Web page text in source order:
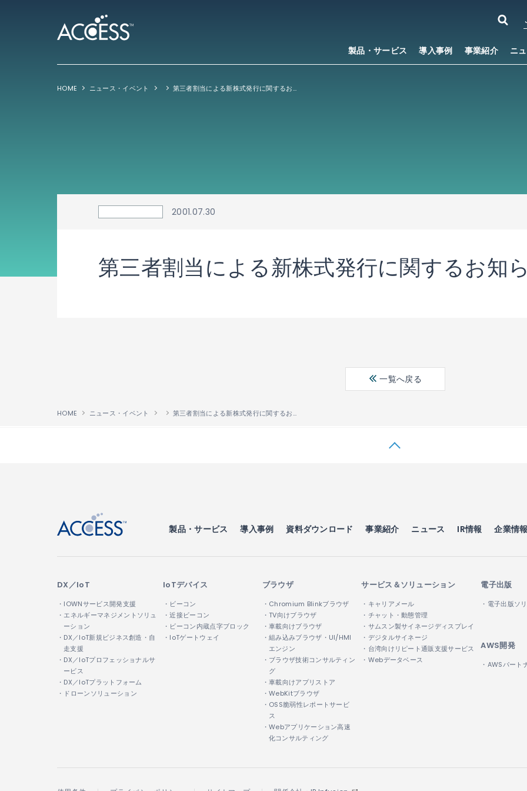
製品・サービス 導入事例 事業紹介 ニ
HOME ニュース・イベント 第三者割当による新株式発行に関するお知らせ
2001.07.30
第三者割当による新株式発行に関するお知
一覧へ戻る
HOME ニュース・イベント 第三者割当による新株式発行に関するお知らせ
製品・サービス 導入事例 資料ダウンロード 事業紹介 ニュース IR情報 企業情
DX／IoT
・IOWNサービス開発支援
・エネルギーマネジメントソリュ
ーション
・DX／IoT新規ビジネス創造・自
走支援
・DX／IoTプロフェッショナルサ
ービス
・DX／IoTプラットフォーム
・ドローンソリューション
IoTデバイス
・ビーコン
・近接ビーコン
・ビーコン内蔵点字ブロック
・IoTゲートウェイ
ブラウザ
・Chromium Blinkブラウザ
・TV向けブラウザ
・車載向けブラウザ
・組み込みブラウザ・UI/HMI
エンジン
・ブラウザ技術コンサルティン
グ
・車載向けアプリストア
・WebKitブラウザ
・OSS脆弱性レポートサービ
ス
・Webアプリケーション高速
化コンサルティング
サービス＆ソリューション
・キャリアメール
・チャット・動態管理
・サムスン製サイネージディスプレイ
・デジタルサイネージ
・台湾向けリピート通販支援サービス
・Webデータベース
電子出版
・電子出版ソ
AWS開発
・AWSパート